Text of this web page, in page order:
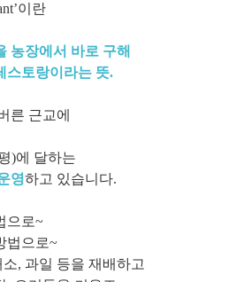
이란
농장에서 바로 구해
스토랑이라는 뜻.
른 근교에
)에 달하는
영하고 있습니다.
으로~
법으로~
, 과일 등을 재배하고